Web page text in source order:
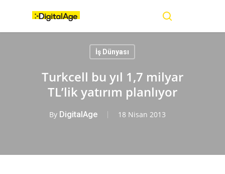
content
İş Dünyası
Turkcell bu yıl 1,7 milyar
TL’lik yatırım planlıyor
By DigitalAge 18 Nisan 2013